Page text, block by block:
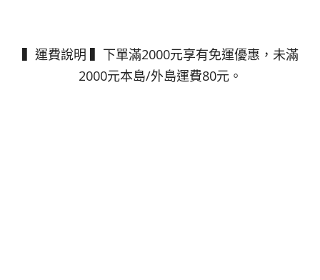
▍運費說明 ▍下單滿2000元享有免運優惠，未滿
2000元本島/外島運費80元。